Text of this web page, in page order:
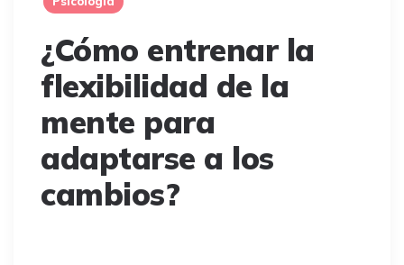
¿Cómo entrenar la
flexibilidad de la
mente para
adaptarse a los
cambios?